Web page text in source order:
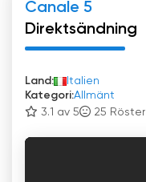
Canale 5
Direktsändning
Land:
Italien
Kategori:Allmänt
3.1 av 5
25 Röster